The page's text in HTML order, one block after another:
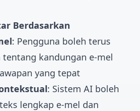
Berdasarkan
: Pengguna boleh terus
tentang kandungan e-mel
yang tepat
: Sistem AI boleh
lengkap e-mel dan